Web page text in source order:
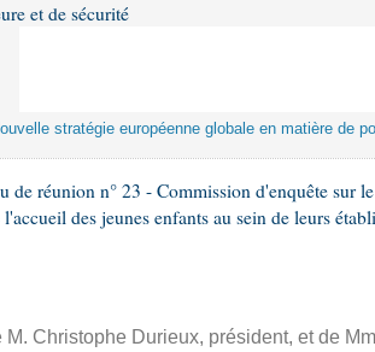
et de sécurité
stratégie européenne globale en matière de
de réunion n° 23 - Commission d'enquête sur
des jeunes enfants au sein de leurs
M. Christophe Durieux, président, et de